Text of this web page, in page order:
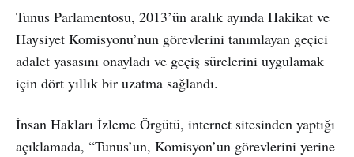
Tunus Parlamentosu, 2013’ün aralık ayında Hakikat ve
Haysiyet Komisyonu’nun görevlerini tanımlayan geçici
adalet yasasını onayladı ve geçiş sürelerini uygulamak
için dört yıllık bir uzatma sağlandı.
İnsan Hakları İzleme Örgütü, internet sitesinden yaptığı
açıklamada, “Tunus’un, Komisyon’un görevlerini yerine